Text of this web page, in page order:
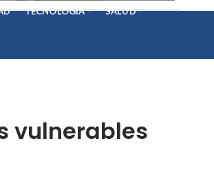
TECNOLOGÍA SALUD
vulnerables